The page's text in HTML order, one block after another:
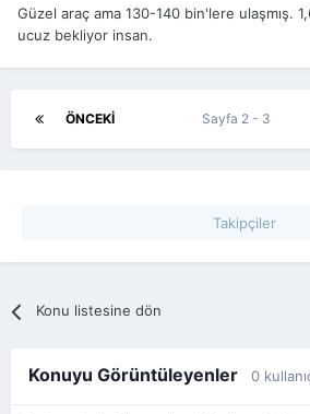
Güzel araç ama 130-140 bin'lere ulaşmış.
ucuz bekliyor insan.
ÖNCEKI Sayfa 2 - 3
Takipçiler
Konu listesine dön
Konuyu Görüntüleyenler 0